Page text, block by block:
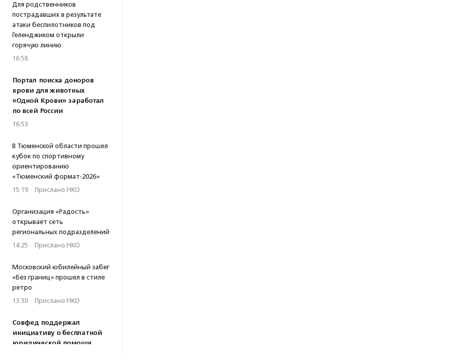
Для родственников
пострадавших в результате
атаки беспилотников под
Геленджиком открыли
горячую линию
16:58
Портал поиска доноров
крови для животных
«Одной Крови» заработал
по всей России
16:53
В Тюменской области прошел
кубок по спортивному
ориентированию
«Тюменский формат-2026»
15:19 · Прислано НКО
Организация «Радость»
открывает сеть
региональных подразделений
14:25 · Прислано НКО
Московский юбилейный забег
«Без границ» прошел в стиле
ретро
13:30 · Прислано НКО
Совфед поддержал
инициативу о бесплатной
юридической помощи